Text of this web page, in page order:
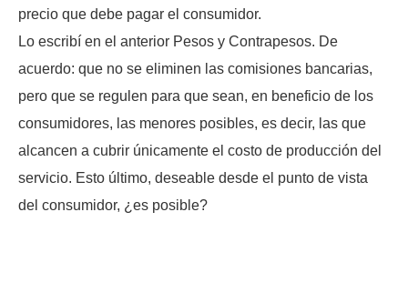
precio que debe pagar el consumidor.
Lo escribí en el anterior Pesos y Contrapesos. De
acuerdo: que no se eliminen las comisiones bancarias,
pero que se regulen para que sean, en beneficio de los
consumidores, las menores posibles, es decir, las que
alcancen a cubrir únicamente el costo de producción del
servicio. Esto último, deseable desde el punto de vista
del consumidor, ¿es posible?